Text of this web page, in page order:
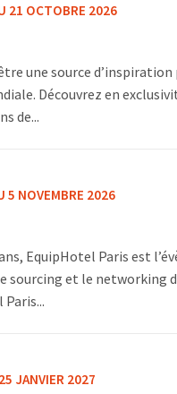
21 OCTOBRE 2026
une source d’inspiration
Découvrez en
de...
5 NOVEMBRE 2026
EquipHotel Paris est
sourcing et le networking
JANVIER 2027